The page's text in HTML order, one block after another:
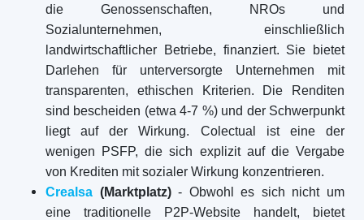
die Genossenschaften, NROs und
Sozialunternehmen, einschließlich
landwirtschaftlicher Betriebe, finanziert. Sie bietet
Darlehen für unterversorgte Unternehmen mit
transparenten, ethischen Kriterien. Die Renditen
sind bescheiden (etwa 4-7 %) und der Schwerpunkt
liegt auf der Wirkung. Colectual ist eine der
wenigen PSFP, die sich explizit auf die Vergabe
von Krediten mit sozialer Wirkung konzentrieren.
Crealsa (Marktplatz)- Obwohl es sich nicht um
eine traditionelle P2P-Website handelt, bietet